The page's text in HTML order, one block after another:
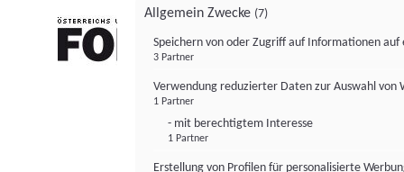
Allgemein Zwecke (7)
Speichern von oder Zugriff auf Informationen auf
3 Partner
Verwendung reduzierter Daten zur Auswahl von
1 Partner
- mit berechtigtem Interesse
1 Partner
Erstellung von Profilen für personalisierte
FONDS professionell